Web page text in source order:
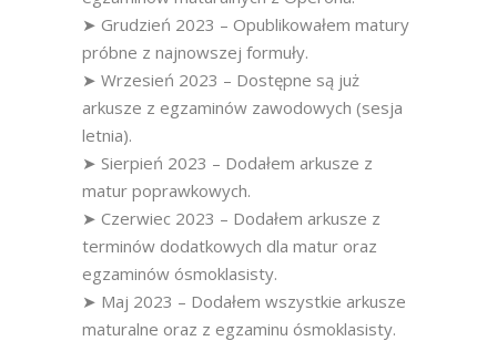
➤ Grudzień 2023 – Opublikowałem matury
próbne z najnowszej formuły.
➤ Wrzesień 2023 – Dostępne są już
arkusze z egzaminów zawodowych (sesja
letnia).
➤ Sierpień 2023 – Dodałem arkusze z
matur poprawkowych.
➤ Czerwiec 2023 – Dodałem arkusze z
terminów dodatkowych dla matur oraz
egzaminów ósmoklasisty.
➤ Maj 2023 – Dodałem wszystkie arkusze
maturalne oraz z egzaminu ósmoklasisty.